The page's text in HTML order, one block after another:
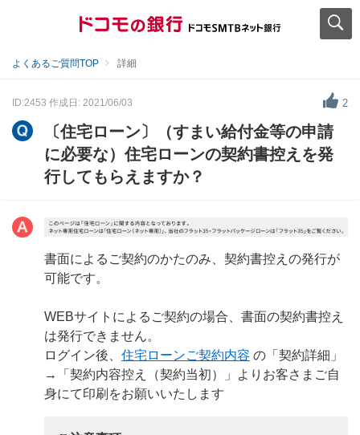
よくあるご質問TOP 詳細
ID:2453 作成日: 2021/06/03 2
〔住宅ローン〕（すまい給付金等の申請
に必要な）住宅ローンの契約書控えを発
行してもらえますか？
書面によるご契約のかたのみ、契約書控えの発行が
可能です。
WEBサイトによるご契約の場合、書面の契約書控え
は発行できません。
ログイン後、 住宅ローンご契約内容 の「契約詳細」
→「契約内容控え（契約当初）」よりお客さまご自
身にて印刷をお願いいたします